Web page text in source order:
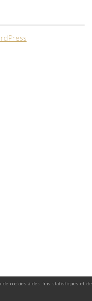
de cookies à des fins statistiques et de